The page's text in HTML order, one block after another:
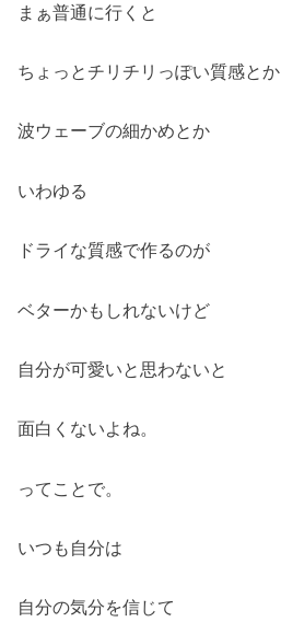
まぁ普通に行くと
ちょっとチリチリっぽい質感とか
波ウェーブの細かめとか
いわゆる
ドライな質感で作るのが
ベターかもしれないけど
自分が可愛いと思わないと
面白くないよね。
ってことで。
いつも自分は
自分の気分を信じて